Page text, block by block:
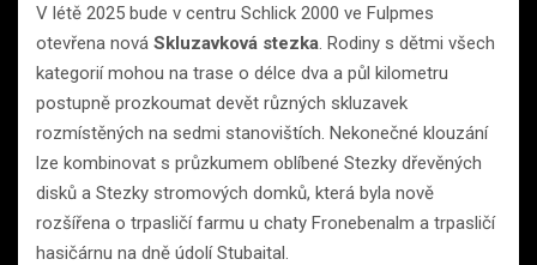
V létě 2025 bude v centru Schlick 2000 ve Fulpmes
otevřena nová Skluzavková stezka. Rodiny s dětmi všech
kategorií mohou na trase o délce dva a půl kilometru
postupně prozkoumat devět různých skluzavek
rozmístěných na sedmi stanovištích. Nekonečné klouzání
lze kombinovat s průzkumem oblíbené Stezky dřevěných
disků a Stezky stromových domků, která byla nově
rozšířena o trpasličí farmu u chaty Fronebenalm a trpasličí
hasičárnu na dně údolí Stubaital.